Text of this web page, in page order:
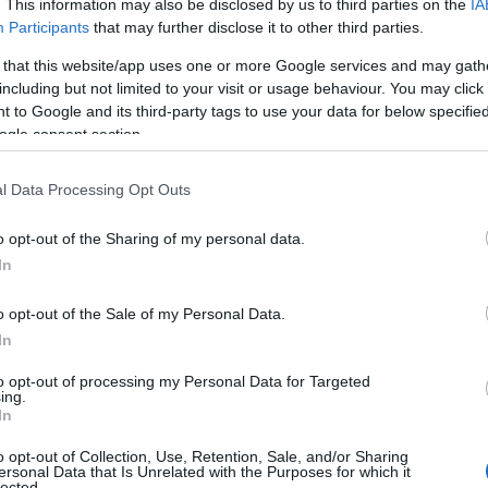
This information may also be disclosed by us to third parties on the
Participants that may further disclose it to other third parties.
that this website/app uses one or more Google services and may
but not limited to your visit or usage behaviour. You may
to Google and its third-party tags to use your data for below
consent section.
Data Processing Opt Outs
opt-out of the Sharing of my personal data.
opt-out of the Sale of my Personal Data.
opt-out of processing my Personal Data for Targeted
opt-out of Collection, Use, Retention, Sale, and/or Sharing
Data that Is Unrelated with the Purposes for which it
στη φωτιά της μάχης, ο ιός πιέζει πολύ αλλά η
Αν υπάρχει σχέδιο και γίνει τακτική
στην επόμενη γραμμή άμυνας, έχει καλώς», συνέχισε.
άνοιγμα σημαίνει περισσότερα κρούσματα, γιατί θα
τα σχολεία την επόμενη εβδομάδα για να
εγώ. Για τα καταστήματα ή θα γίνει
συνεχίζουμε με περισσότερο άνοιγμα. Ξέρω τι θα μας
στο μυαλό της, και έχει και όλη την
σωστό. Οι αποφάσεις δεν είναι εύκολες, αλλά
τη στιγμή θα πρέπει να δούμε αν μία ή δύο
περιμένουμε να δούμε την κορυφή του κύματος.
καινούργια θύματα, δεν νομίζω ότι πρέπει να
προσεχτικό άνοιγμα του εμπορίου είναι πολύ πιο
δεν νομίζω πως σε αυτή τη φάση μπορεί να